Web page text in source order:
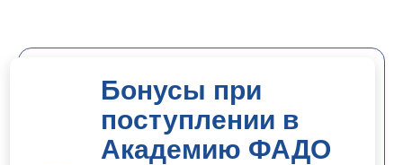
Бонусы при
поступлении в
Академию ФАДО